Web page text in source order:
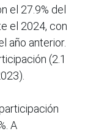
el 27.9% del
el 2024, con
año anterior.
(2.1
A